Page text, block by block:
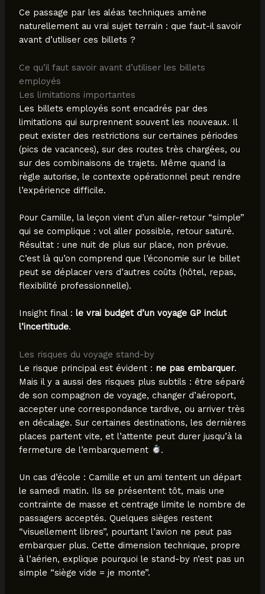
Ce passage par les aléas techniques amène
naturellement au vrai sujet terrain : que faut-il savoir
avant d’utiliser ces billets ?
Ce qu’il faut savoir avant d’utiliser les billets
employés
Les limitations importantes
Les billets employés sont encadrés par des
limitations qui surprennent souvent les nouveaux. Il
peut exister des restrictions sur certaines périodes
(pics de vacances), sur des routes très chargées, ou
sur des combinaisons de trajets. Même quand la
règle autorise, le contexte opérationnel peut rendre
l’expérience difficile.
Pour Camille, la leçon vient d’un aller-retour “simple”
qui se complique : vol aller possible, retour saturé.
Résultat : une nuit de plus sur place, non prévue.
C’est là qu’on comprend que l’économie sur le billet
peut se déplacer vers d’autres coûts (hôtel, repas,
flexibilité professionnelle).
Insight final : le vrai budget d’un voyage GP inclut
l’incertitude.
Les risques du voyage stand-by
Le risque principal est évident : ne pas embarquer.
Mais il y a aussi des risques plus subtils : être séparé
de son compagnon de voyage, changer d’aéroport,
accepter une correspondance tardive, ou arriver très
en décalage. Sur certaines destinations, les dernières
places partent vite, et l’attente peut durer jusqu’à la
fermeture de l’embarquement
.
Un cas d’école : Camille et un ami tentent un départ
le samedi matin. Ils se présentent tôt, mais une
contrainte de masse et centrage limite le nombre de
passagers acceptés. Quelques sièges restent
“visuellement libres”, pourtant l’avion ne peut pas
embarquer plus. Cette dimension technique, propre
à l’aérien, explique pourquoi le stand-by n’est pas un
simple “siège vide = je monte”.